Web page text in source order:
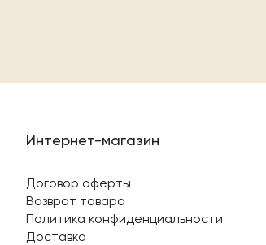
Интернет-магазин
Договор оферты
Возврат товара
Политика конфиденциальности
Доставка